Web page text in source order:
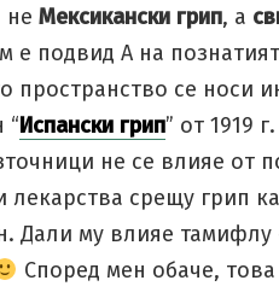
не Мексикански грип, а
е подвид А на
пространство се носи
“Испански грип” от 1919
не се влияе от
срещу грип
Дали му влияе тамифлу
Според мен обаче,